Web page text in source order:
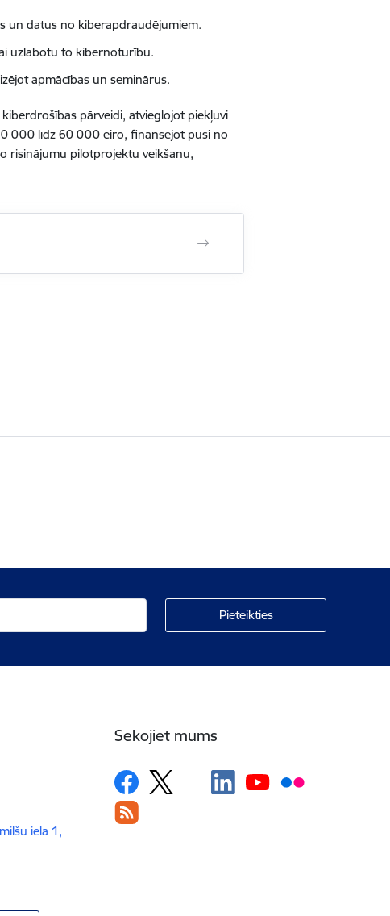
un datus no kiberapdraudējumiem.
uzlabotu to kibernoturību.
apmācības un seminārus.
pārveidi, atvieglojot piekļuvi
000 līdz 60 000 eiro, finansējot pusi no
risinājumu pilotprojektu veikšanu,
iela 1,
Sekojiet mums